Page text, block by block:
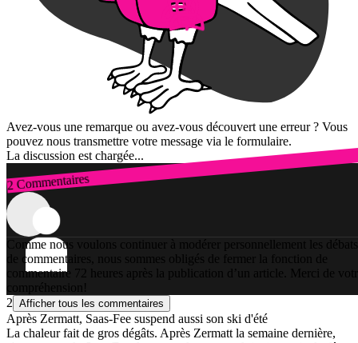
Avez-vous une remarque ou avez-vous découvert une erreur ? Vous
pouvez nous transmettre votre message via le formulaire.
La discussion est chargée...
2 Commentaires
Connexion
Comme nous voulons continuer à modérer personnellement les débats
de commentaires, nous sommes obligés de fermer la fonction de
commentaire 72 heures après la publication d’un article. Merci de
compréhension!
2 Afficher tous les commentaires
Après Zermatt, Saas-Fee suspend aussi son ski d'été
La chaleur fait de gros dégâts. Après Zermatt la semaine dernière,